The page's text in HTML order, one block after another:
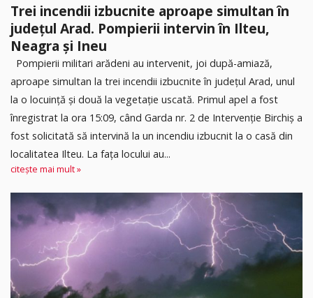
Trei incendii izbucnite aproape simultan în
județul Arad. Pompierii intervin în Ilteu,
Neagra și Ineu
Pompierii militari arădeni au intervenit, joi după-amiază,
aproape simultan la trei incendii izbucnite în județul Arad, unul
la o locuință și două la vegetație uscată. Primul apel a fost
înregistrat la ora 15:09, când Garda nr. 2 de Intervenție Birchiș a
fost solicitată să intervină la un incendiu izbucnit la o casă din
localitatea Ilteu. La fața locului au...
citește mai mult »